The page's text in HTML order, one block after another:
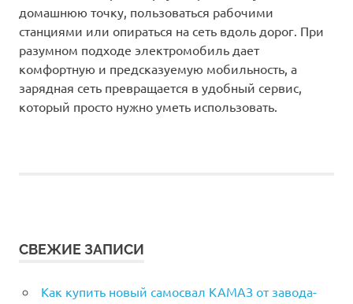
домашнюю точку, пользоваться рабочими
станциями или опираться на сеть вдоль дорог. При
разумном подходе электромобиль дает
комфортную и предсказуемую мобильность, а
зарядная сеть превращается в удобный сервис,
который просто нужно уметь использовать.
СВЕЖИЕ ЗАПИСИ
Как купить новый самосвал КАМАЗ от завода-